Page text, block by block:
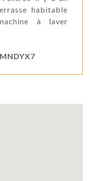
habitable
à laver